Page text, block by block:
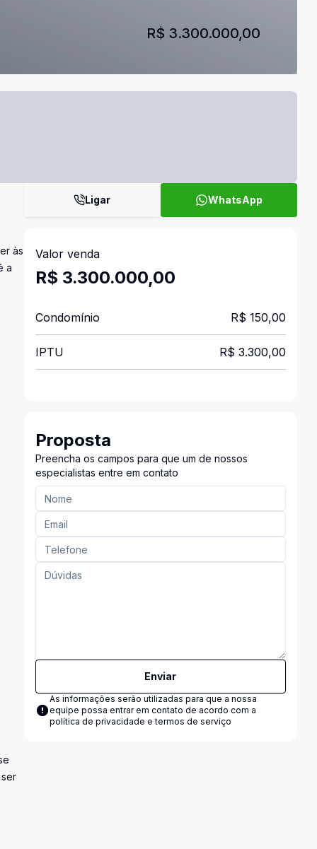
R$ 3.300.000,00
às
a
Ligar WhatsApp
Valor venda
R$ 3.300.000,00
Condomínio R$ 150,00
IPTU R$ 3.300,00
Proposta
Preencha os campos para que um de nossos
especialistas entre em contato
Enviar
As informações serão utilizadas para que a nossa
equipe possa entrar em contato de acordo com a
política de privacidade e termos de serviço